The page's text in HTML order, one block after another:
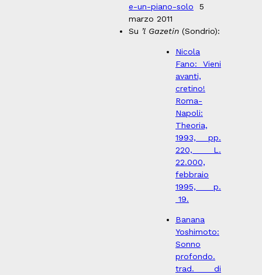
e-un-piano-solo 5
marzo 2011
Su ’l Gazetin (Sondrio):
Nicola
Fano: Vieni
avanti,
cretino!
Roma-
Napoli:
Theoria,
1993, pp.
220, L.
22.000,
febbraio
1995, p.
19.
Banana
Yoshimoto:
Sonno
profondo.
trad. di